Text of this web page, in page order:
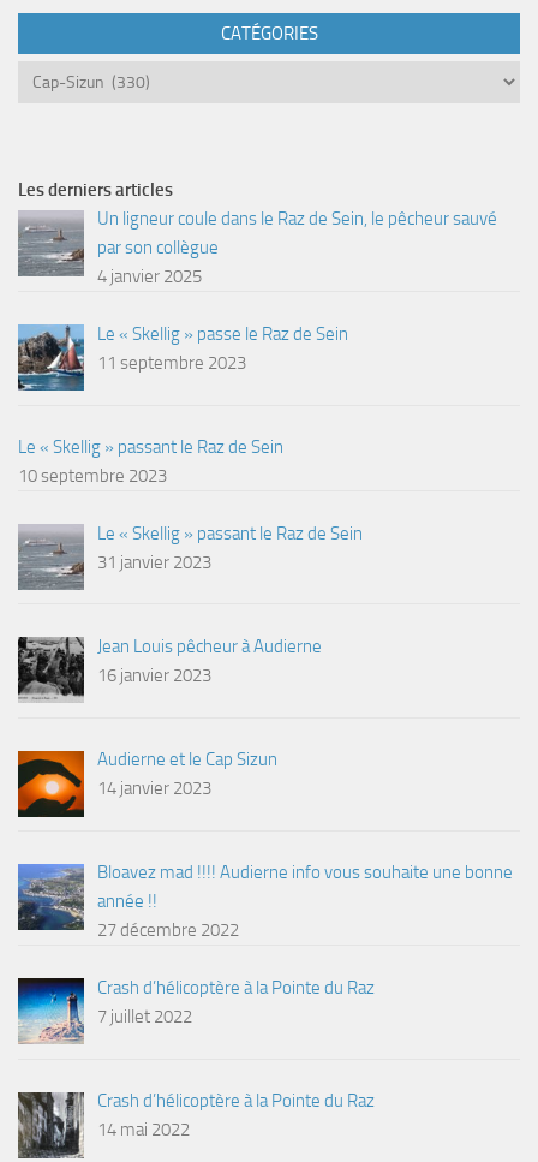
CATÉGORIES
Catégories
Les derniers articles
Un ligneur coule dans le Raz de Sein, le pêcheur sauvé
par son collègue
4 janvier 2025
Le « Skellig » passe le Raz de Sein
11 septembre 2023
Le « Skellig » passant le Raz de Sein
10 septembre 2023
Le « Skellig » passant le Raz de Sein
31 janvier 2023
Jean Louis pêcheur à Audierne
16 janvier 2023
Audierne et le Cap Sizun
14 janvier 2023
Bloavez mad !!!! Audierne info vous souhaite une bonne
année !!
27 décembre 2022
Crash d’hélicoptère à la Pointe du Raz
7 juillet 2022
Crash d’hélicoptère à la Pointe du Raz
14 mai 2022